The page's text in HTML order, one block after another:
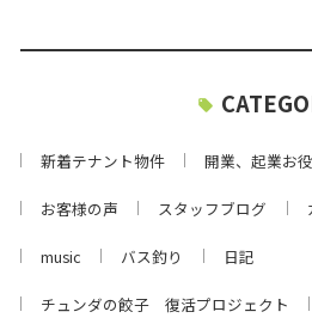
新着テナント物件 開業、起業お
お客様の声 スタッフブログ
music バス釣り 日記
チュンダの餃子 復活プロジェクト